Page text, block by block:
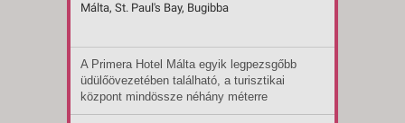
Málta, St. Paul's Bay, Bugibba
Indulások:
2026.08.23-tól
Időpontok:
9 db
Ellátás:
félpanzió
Ellátás:
reggeli
A Primera Hotel Málta egyik legpezsgőbb
üdülőövezetében található, a turisztikai
központ mindössze néhány méterre
helyezkedik el.